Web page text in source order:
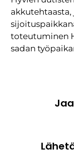
toteutuminen
sadan